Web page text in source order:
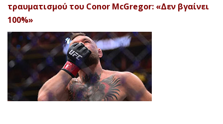
τραυματισμού του Conor McGregor: «Δεν βγαίνει
100%»